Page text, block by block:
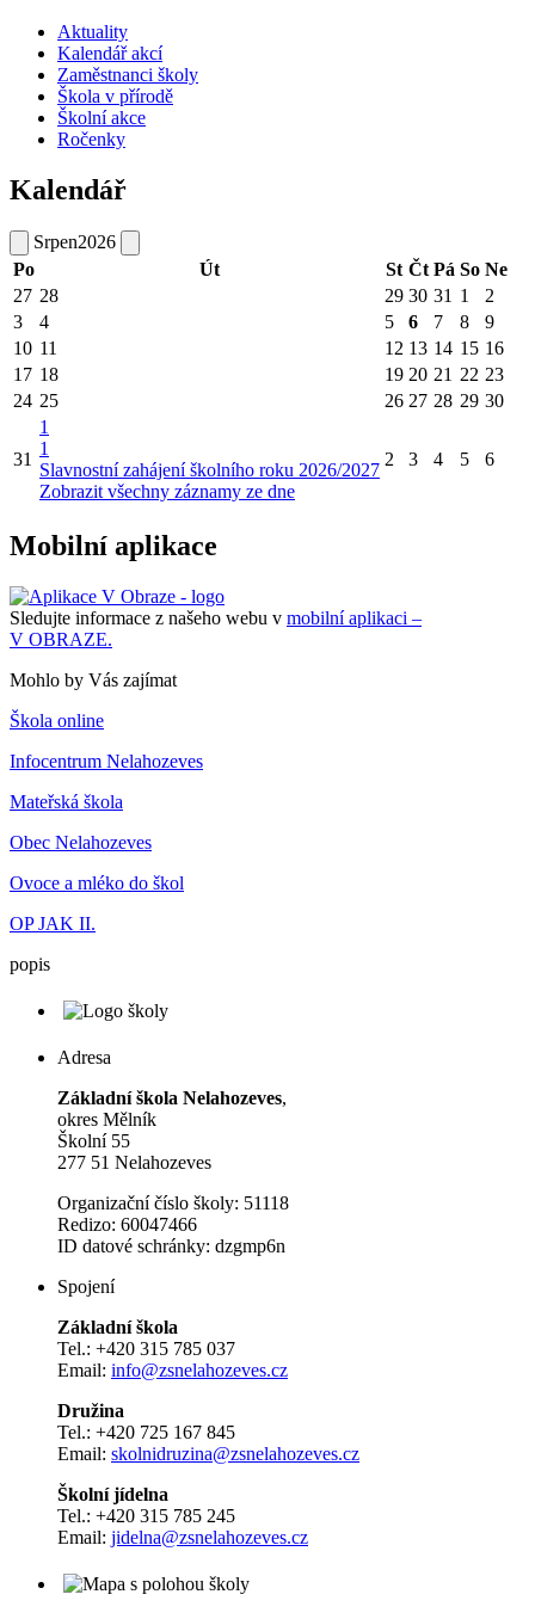
Aktuality
Kalendář akcí
Zaměstnanci školy
Škola v přírodě
Školní akce
Ročenky
Kalendář
Srpen2026
Po
Út St Čt Pá So Ne
27 28 29 30 31 1
2
3
4 5 6 7 8
9
10 11 12 13 14 15 16
17 18 19 20 21 22 23
24 25 26 27 28 29 30
31
1
1
Slavnostní zahájení školního roku 2026/2027
Zobrazit všechny záznamy ze dne
2 3 4 5 6
Mobilní aplikace
Sledujte informace z našeho webu v mobilní aplikaci –
V OBRAZE.
Mohlo by Vás zajímat
Škola online
Infocentrum Nelahozeves
Mateřská škola
Obec Nelahozeves
Ovoce a mléko do škol
OP JAK II.
popis
Adresa
Základní škola Nelahozeves,
okres Mělník
Školní 55
277 51 Nelahozeves
Organizační číslo školy: 51118
Redizo: 60047466
ID datové schránky: dzgmp6n
Spojení
Základní škola
Tel.: +420 315 785 037
Email: info@zsnelahozeves.cz
Družina
Tel.: +420 725 167 845
Email: skolnidruzina@zsnelahozeves.cz
Školní jídelna
Tel.: +420 315 785 245
Email: jidelna@zsnelahozeves.cz